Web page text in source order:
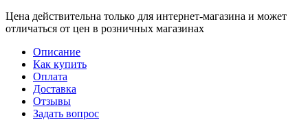
Цена действительна только для интернет-магазина и может
отличаться от цен в розничных магазинах
Описание
Как купить
Оплата
Доставка
Отзывы
Задать вопрос